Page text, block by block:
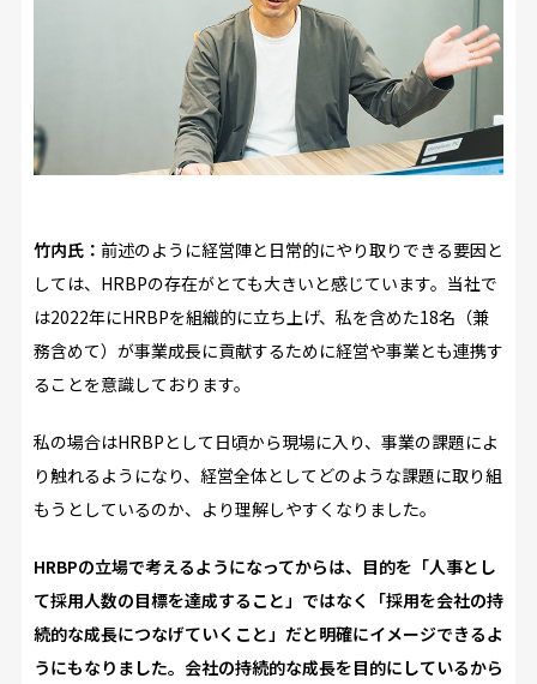
竹内氏： 前述のように経営陣と日常的にやり取りできる要因と
しては、HRBPの存在がとても大きいと感じています。当社で
は2022年にHRBPを組織的に立ち上げ、私を含めた18名（兼
務含めて）が事業成長に貢献するために経営や事業とも連携す
ることを意識しております。
私の場合はHRBPとして日頃から現場に入り、事業の課題によ
り触れるようになり、経営全体としてどのような課題に取り組
もうとしているのか、より理解しやすくなりました。
HRBPの立場で考えるようになってからは、目的を「人事とし
て採用人数の目標を達成すること」ではなく「採用を会社の持
続的な成長につなげていくこと」だと明確にイメージできるよ
うにもなりました。会社の持続的な成長を目的にしているから